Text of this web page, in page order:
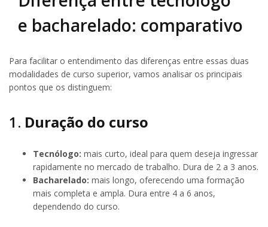
e bacharelado: comparativo
Para facilitar o entendimento das diferenças entre essas duas
modalidades de curso superior, vamos analisar os principais
pontos que os distinguem:
1. Duração do curso
Tecnólogo: mais curto, ideal para quem deseja ingressar
rapidamente no mercado de trabalho. Dura de 2 a 3 anos.
Bacharelado: mais longo, oferecendo uma formação
mais completa e ampla. Dura entre 4 a 6 anos,
dependendo do curso.